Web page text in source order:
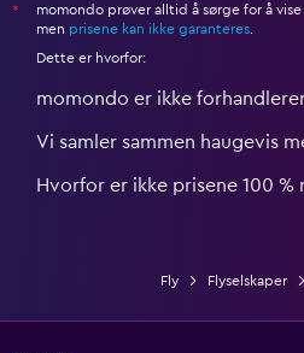
*
momondo prøver alltid å sørge for å
men prisene kan ikke garanteres
Dette er hvorfor:
momondo er ikke
Vi samler sammen haugevis
Hvorfor er ikke prisene 100 %
Fly Flyselskaper